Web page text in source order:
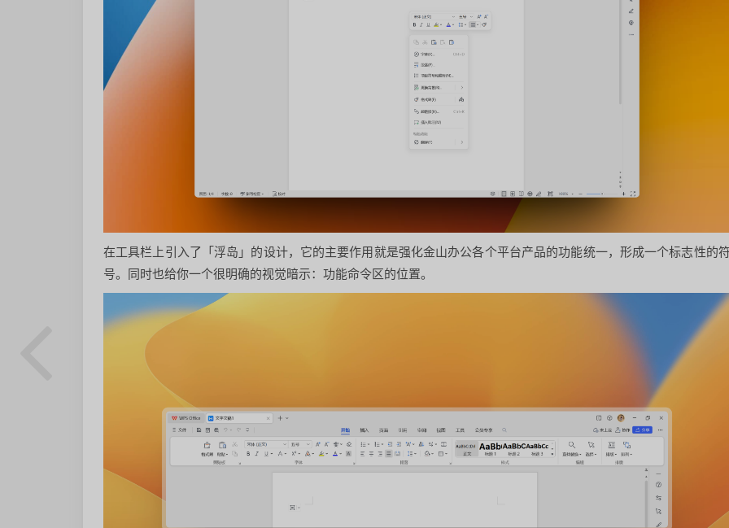
在工具栏上引入了「浮岛」的设计，它的主要作用就是强化金山办公各个平台产品的功能统一，形成一个标志性的
号。同时也给你一个很明确的视觉暗示：功能命令区的位置。